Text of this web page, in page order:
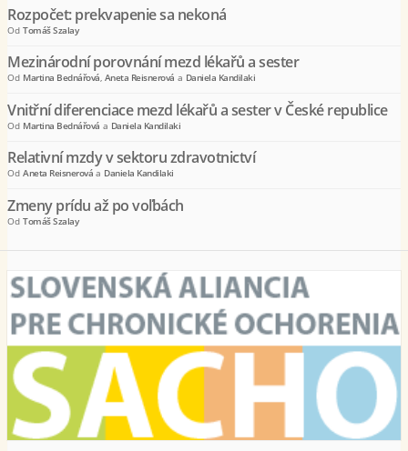
Rozpočet: prekvapenie sa nekoná
Od Tomáš Szalay
Mezinárodní porovnání mezd lékařů a sester
Od Martina Bednářová, Aneta Reisnerová a Daniela Kandilaki
Vnitřní diferenciace mezd lékařů a sester v České republice
Od Martina Bednářová a Daniela Kandilaki
Relativní mzdy v sektoru zdravotnictví
Od Aneta Reisnerová a Daniela Kandilaki
Zmeny prídu až po voľbách
Od Tomáš Szalay